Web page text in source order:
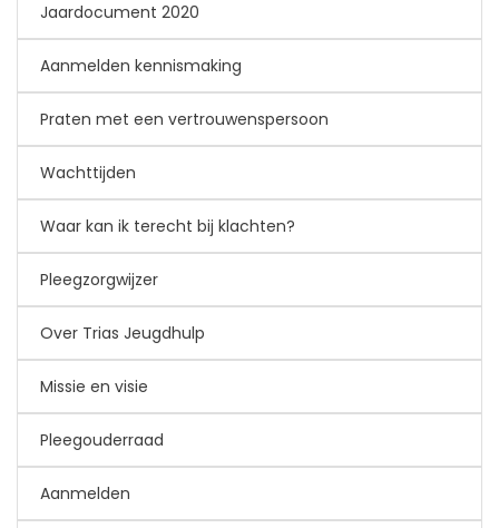
Jaardocument 2020
Aanmelden kennismaking
Praten met een vertrouwenspersoon
Wachttijden
Waar kan ik terecht bij klachten?
Pleegzorgwijzer
Over Trias Jeugdhulp
Missie en visie
Pleegouderraad
Aanmelden